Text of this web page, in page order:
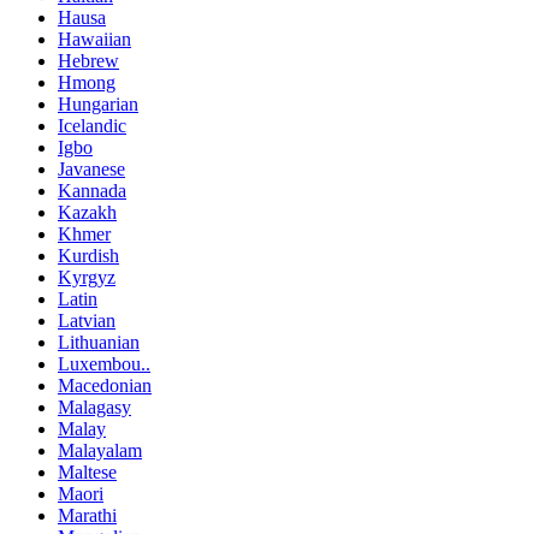
Hausa
Hawaiian
Hebrew
Hmong
Hungarian
Icelandic
Igbo
Javanese
Kannada
Kazakh
Khmer
Kurdish
Kyrgyz
Latin
Latvian
Lithuanian
Luxembou..
Macedonian
Malagasy
Malay
Malayalam
Maltese
Maori
Marathi